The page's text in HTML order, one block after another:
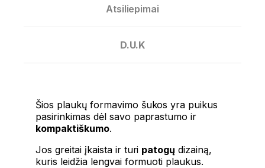
Atsiliepimai
D.U.K
Šios plaukų formavimo šukos yra puikus
pasirinkimas dėl savo paprastumo ir
kompaktiškumo.
Jos greitai įkaista ir turi patogų dizainą,
kuris leidžia lengvai formuoti plaukus.